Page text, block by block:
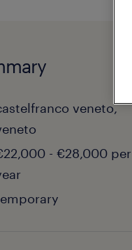
veneto,
- €28,000 per